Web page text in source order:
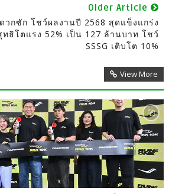
Older Article
วกซัก โชว์ผลงานปี 2568 สุดแข็งแกร่ง
ทธิโตแรง 52% เป็น 127 ล้านบาท โชว์
SSSG เติบโต 10%
View More